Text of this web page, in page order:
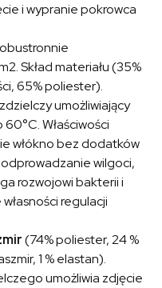
i wypranie pokrowca
Skład materiału (35%
65% poliester).
umożliwiający
Właściwości
włókno bez dodatków
wilgoci,
rozwojowi bakterii i
regulacji
(74% poliester, 24 %
1 % elastan).
umożliwia zdjęcie